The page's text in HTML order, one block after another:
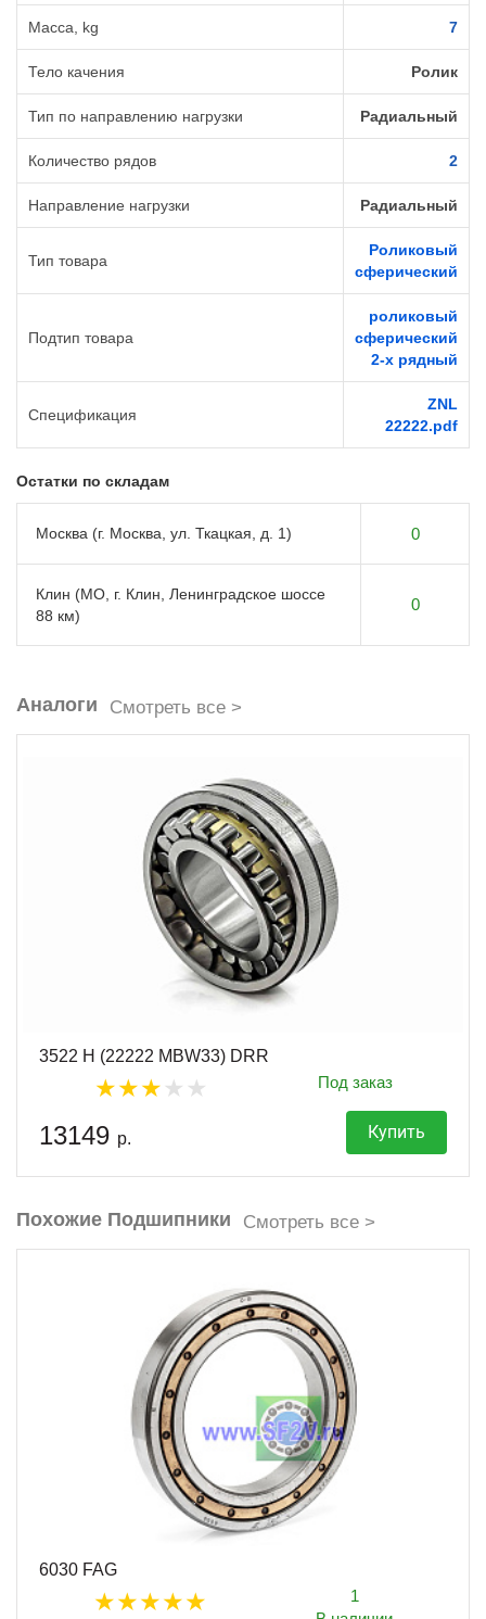
Масса, kg 7
Тело качения Ролик
Тип по направлению нагрузки Радиальный
Количество рядов 2
Направление нагрузки Радиальный
Тип товара
Роликовый
сферический
Подтип товара
роликовый
сферический
2-х рядный
Спецификация
ZNL
22222.pdf
Остатки по складам
Москва (г. Москва, ул. Ткацкая, д. 1) 0
Клин (МО, г. Клин, Ленинградское шоссе
88 км)
0
Аналоги Смотреть все >
3522 Н (22222 MBW33) DRR
Под заказ
13149 р. Купить
Похожие Подшипники Смотреть все >
6030 FAG
1